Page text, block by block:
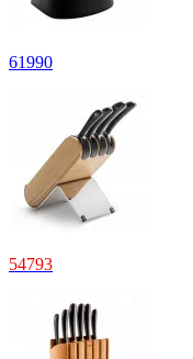
61990
54793